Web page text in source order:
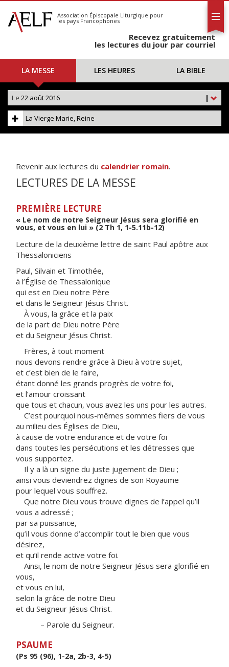
S'abonner
Calendrier
Association Épiscopale Liturgique pour
les pays Francophones
Recevez gratuitement
les lectures du jour par courriel
LA MESSE LES HEURES LA BIBLE
|
Le 22 août 2016
La Vierge Marie, Reine
Revenir aux lectures du calendrier romain.
LECTURES DE LA MESSE
PREMIÈRE LECTURE
« Le nom de notre Seigneur Jésus sera glorifié en
vous, et vous en lui » (2 Th 1, 1-5.11b-12)
Lecture de la deuxième lettre de saint Paul apôtre aux
Thessaloniciens
Paul, Silvain et Timothée,
à l’Église de Thessalonique
qui est en Dieu notre Père
et dans le Seigneur Jésus Christ.
À vous, la grâce et la paix
de la part de Dieu notre Père
et du Seigneur Jésus Christ.
Frères, à tout moment
nous devons rendre grâce à Dieu à votre sujet,
et c’est bien de le faire,
étant donné les grands progrès de votre foi,
et l’amour croissant
que tous et chacun, vous avez les uns pour les autres.
C’est pourquoi nous-mêmes sommes fiers de vous
au milieu des Églises de Dieu,
à cause de votre endurance et de votre foi
dans toutes les persécutions et les détresses que
vous supportez.
Il y a là un signe du juste jugement de Dieu ;
ainsi vous deviendrez dignes de son Royaume
pour lequel vous souffrez.
Que notre Dieu vous trouve dignes de l’appel qu’il
vous a adressé ;
par sa puissance,
qu’il vous donne d’accomplir tout le bien que vous
désirez,
et qu’il rende active votre foi.
Ainsi, le nom de notre Seigneur Jésus sera glorifié en
vous,
et vous en lui,
selon la grâce de notre Dieu
et du Seigneur Jésus Christ.
– Parole du Seigneur.
PSAUME
(Ps 95 (96), 1-2a, 2b-3, 4-5)